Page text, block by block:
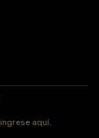
ingrese aquí.